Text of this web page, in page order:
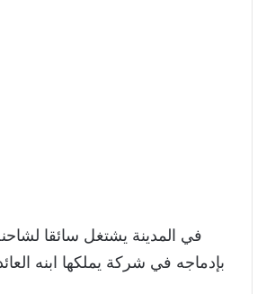
في المدينة يشتغل سائقا
بإدماجه في شركة يملكها ابنه